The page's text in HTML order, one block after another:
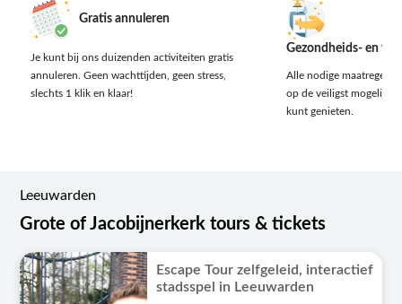
Gratis annuleren
Je kunt bij ons duizenden activiteiten gratis
annuleren. Geen wachttijden, geen stress,
slechts 1 klik en klaar!
Gezondheids- en
Alle nodige
op de veiligst mogelijke
kunt genieten.
Leeuwarden
Grote of Jacobijnerkerk tours & tickets
Escape Tour zelfgeleid, interactief
stadsspel in Leeuwarden